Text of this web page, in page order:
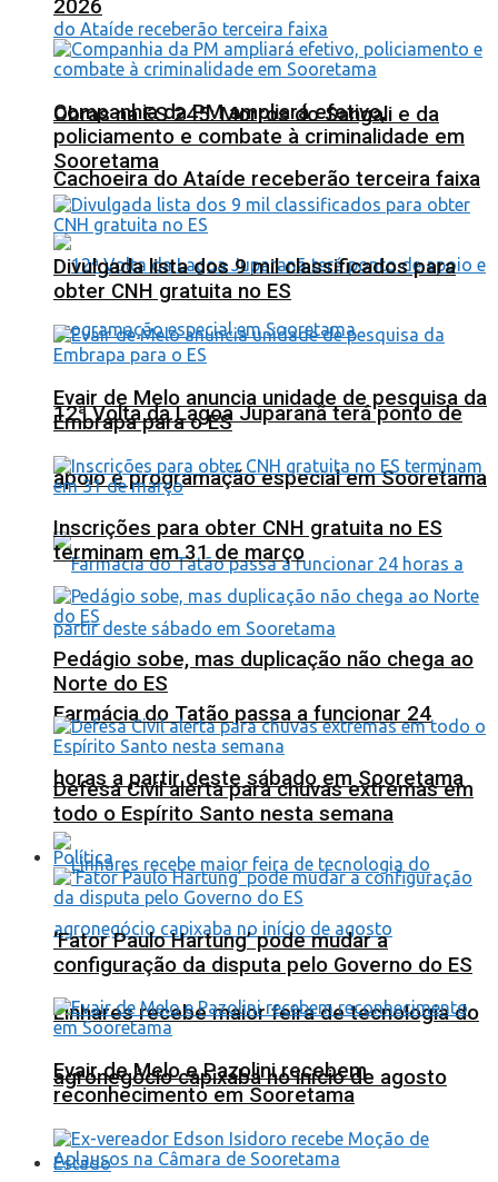
Obras na ES 245: Morros do Sangali e da
Cachoeira do Ataíde receberão terceira faixa
12ª Volta da Lagoa Juparanã terá ponto de
apoio e programação especial em Sooretama
Farmácia do Tatão passa a funcionar 24
horas a partir deste sábado em Sooretama
Linhares recebe maior feira de tecnologia do
agronegócio capixaba no início de agosto
Estado
2026
Companhia da PM ampliará efetivo,
policiamento e combate à criminalidade em
Sooretama
Divulgada lista dos 9 mil classificados para
obter CNH gratuita no ES
Evair de Melo anuncia unidade de pesquisa da
Embrapa para o ES
Inscrições para obter CNH gratuita no ES
terminam em 31 de março
Pedágio sobe, mas duplicação não chega ao
Norte do ES
Defesa Civil alerta para chuvas extremas em
todo o Espírito Santo nesta semana
Política
‘Fator Paulo Hartung’ pode mudar a
configuração da disputa pelo Governo do ES
Evair de Melo e Pazolini recebem
reconhecimento em Sooretama